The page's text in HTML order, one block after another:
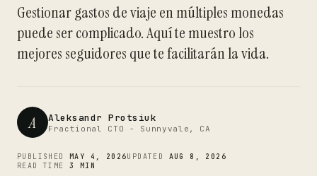
Gestionar gastos de viaje en múltiples monedas
puede ser complicado. Aquí te muestro los
mejores seguidores que te facilitarán la vida.
A Aleksandr Protsiuk
Fractional CTO - Sunnyvale, CA
PUBLISHED MAY 4, 2026UPDATED AUG 8, 2026
READ TIME 3 MIN